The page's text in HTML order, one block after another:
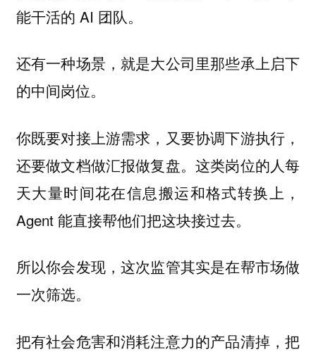
能干活的 AI 团队。
还有一种场景，就是大公司里那些承上启下
的中间岗位。
你既要对接上游需求，又要协调下游执行，
还要做文档做汇报做复盘。这类岗位的人每
天大量时间花在信息搬运和格式转换上，
Agent 能直接帮他们把这块接过去。
所以你会发现，这次监管其实是在帮市场做
一次筛选。
把有社会危害和消耗注意力的产品清掉，把